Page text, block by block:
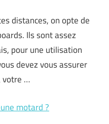
distances, on opte de
Ils sont assez
pour une utilisation
devez vous assurer
votre …
motard ?